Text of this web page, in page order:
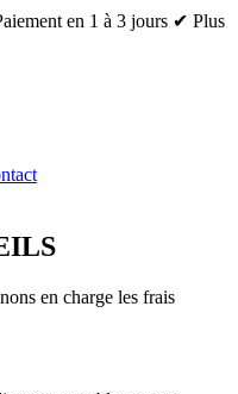
en 1 à 3 jours ✔ Plus
en charge les frais